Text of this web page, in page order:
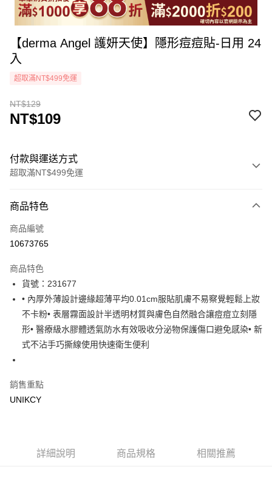
【derma Angel 護妍天使】隱形痘痘貼-日用 24
入
超取滿NT$499免運
NT$129
NT$109
付款與運送方式
超取滿NT$499免運
icash Pay
信用卡一次付款
LINE Pay
Apple Pay
街口支付
悠遊付
運送方式
付款後7-11取貨［需3-5個工作天不含預購商品］
商品特色
商品編號
10673765
商品特色
貨號：231677
• 內厚外薄設計邊緣超薄平均0.01cm服貼肌膚不易察覺輕鬆上妝
不卡粉• 表層霧面設計半透明材質與膚色自然融合讓痘痘立刻隱
形• 醫療級水膠體透氣防水有效吸收分泌物保護傷口避免感染• 新
式不沾手巧撕線使用快速衛生便利
銷售重點
UNIKCY
詳細說明 商品規格 相關推薦